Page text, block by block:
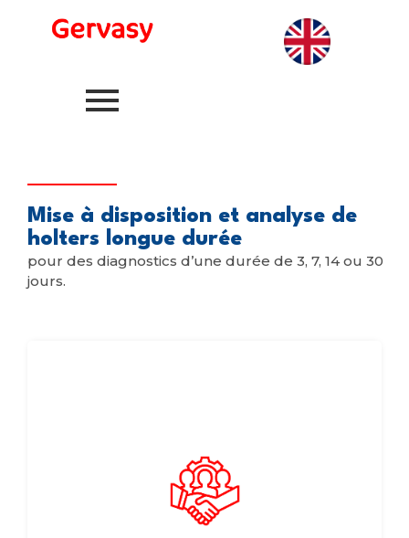
Mise à disposition et analyse de
holters longue durée
pour des diagnostics d’une durée de 3, 7, 14 ou 30
jours.
les équipes du centre /cabinet
Téléchargement du résultat par
sur la plateforme Gervasy
Analyse des données réceptionnées et publication d’un
rapport sous 48h par
les cardiologues Gervasy
Validation du rapport, consultable et téléchargeable par